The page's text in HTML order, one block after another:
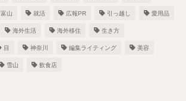
富山 就活 広報PR 引っ越し 愛用品
海外生活 海外移住 生き方
目 神奈川 編集ライティング 美容
雪山 飲食店